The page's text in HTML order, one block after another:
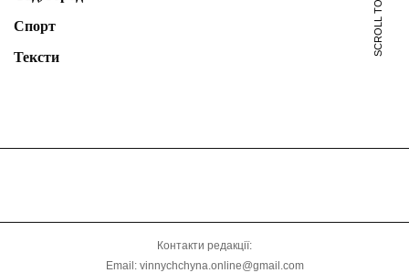
Спорт
Тексти
SCROLL TO TOP
Контакти редакції:
Email: vinnychchyna.online@gmail.com